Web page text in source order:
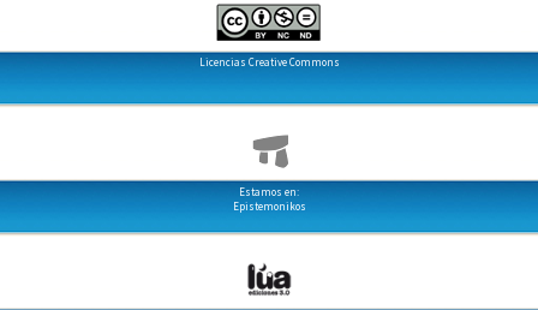
Licencias Creative Commons
Estamos en:
Epistemonikos